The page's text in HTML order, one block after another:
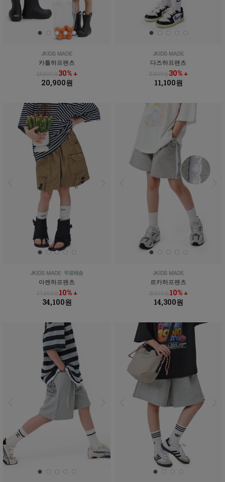
카틀하프팬츠
29,800원30% ↓
20,900원
다즈하프팬츠
15,800원30% ↓
11,100원
아렌하프팬츠
37,800원10% ↓
34,100원
르카하프팬츠
15,800원10% ↓
14,300원